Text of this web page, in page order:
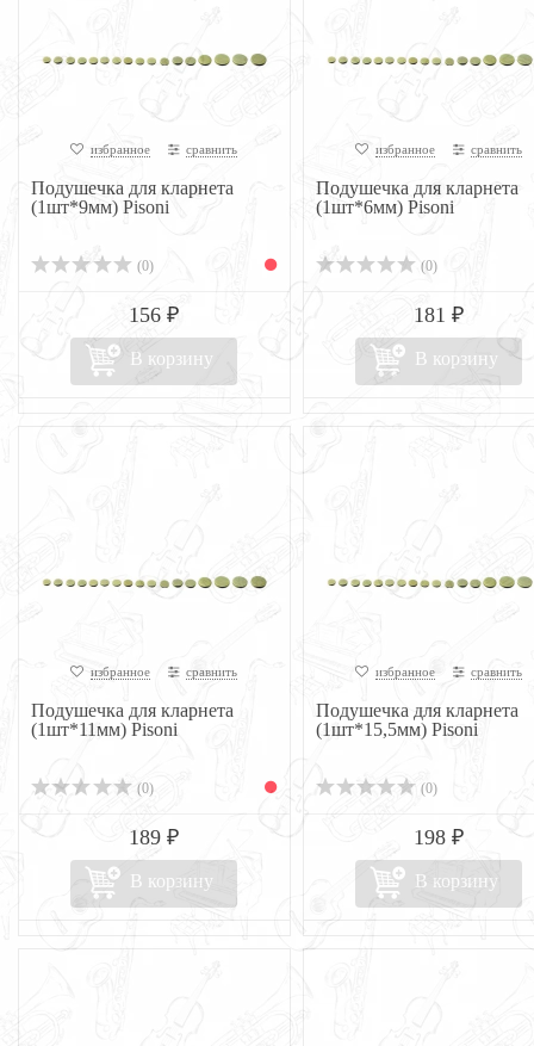
избранное сравнить
Подушечка для кларнета
(1шт*9мм) Pisoni
(0)
156 ₽
В корзину
избранное сравнить
Подушечка для кларнета
(1шт*6мм) Pisoni
(0)
181 ₽
В корзину
избранное сравнить
Подушечка для кларнета
(1шт*11мм) Pisoni
(0)
189 ₽
В корзину
избранное сравнить
Подушечка для кларнета
(1шт*15,5мм) Pisoni
(0)
198 ₽
В корзину